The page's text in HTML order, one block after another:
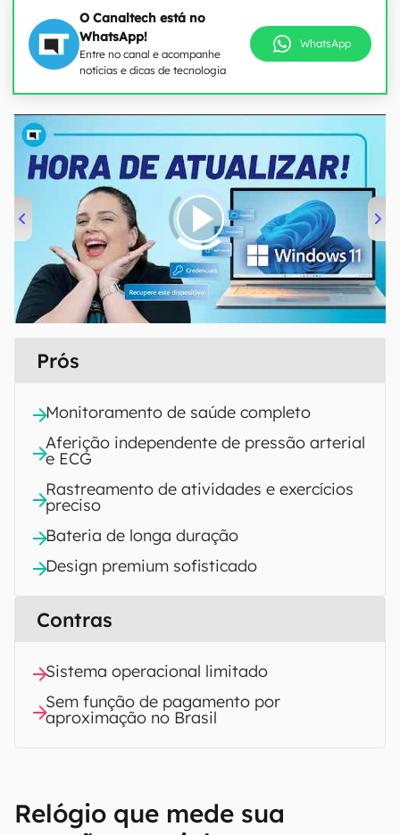
O Canaltech está no
WhatsApp!
Entre no canal e acompanhe
notícias e dicas de tecnologia
WhatsApp
00:00 04:52
Prós
Monitoramento de saúde completo
Aferição independente de pressão arterial
e ECG
Rastreamento de atividades e exercícios
preciso
Bateria de longa duração
Design premium sofisticado
Contras
Sistema operacional limitado
Sem função de pagamento por
aproximação no Brasil
Relógio que mede sua